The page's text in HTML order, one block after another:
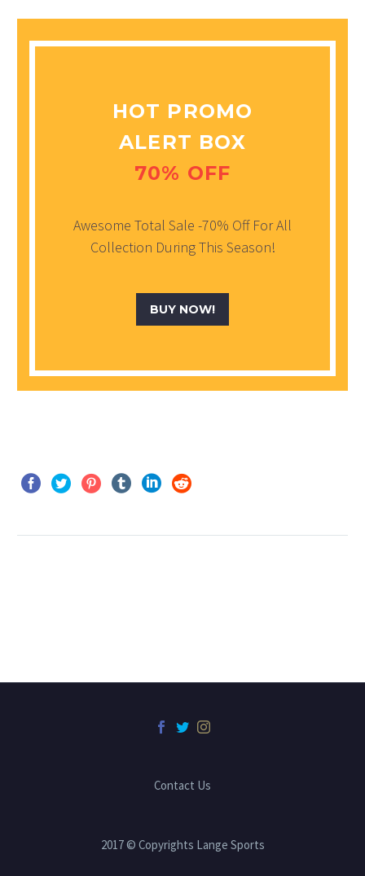
HOT PROMO
ALERT BOX
70% OFF
Awesome Total Sale -70% Off For All
Collection During This Season!
BUY NOW!
Contact Us
2017 © Copyrights Lange Sports